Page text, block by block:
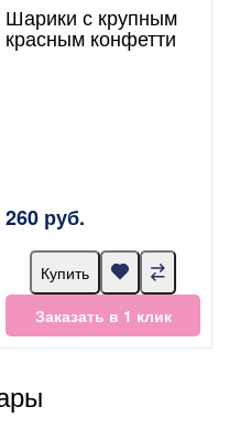
Шарики с крупным
красным конфетти
260 руб.
Купить
Заказать в 1 клик